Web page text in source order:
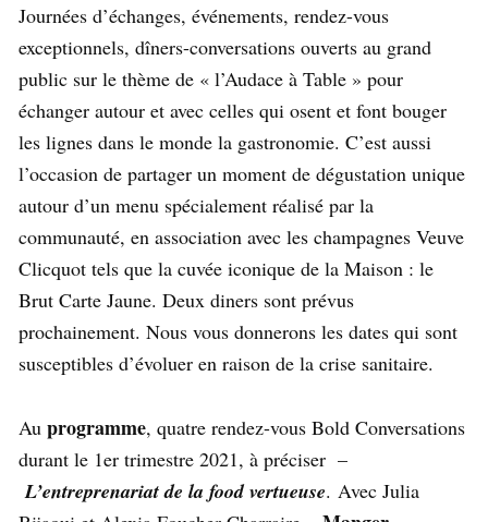
Journées d’échanges, événements, rendez-vous
exceptionnels, dîners-conversations ouverts au grand
public sur le thème de « l’Audace à Table » pour
échanger autour et avec celles qui osent et font bouger
les lignes dans le monde la gastronomie. C’est aussi
l’occasion de partager un moment de dégustation unique
autour d’un menu spécialement réalisé par la
communauté, en association avec les champagnes Veuve
Clicquot tels que la cuvée iconique de la Maison : le
Brut Carte Jaune. Deux diners sont prévus
prochainement. Nous vous donnerons les dates qui sont
susceptibles d’évoluer en raison de la crise sanitaire.
Au programme, quatre rendez-vous Bold Conversations
durant le 1er trimestre 2021, à préciser –
L’entreprenariat de la food vertueuse. Avec Julia